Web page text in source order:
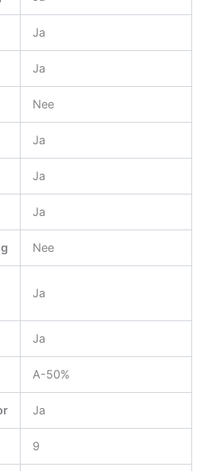
Ja
Ja
Nee
Ja
Ja
Ja
Nee
Ja
Ja
A-50%
Ja
9